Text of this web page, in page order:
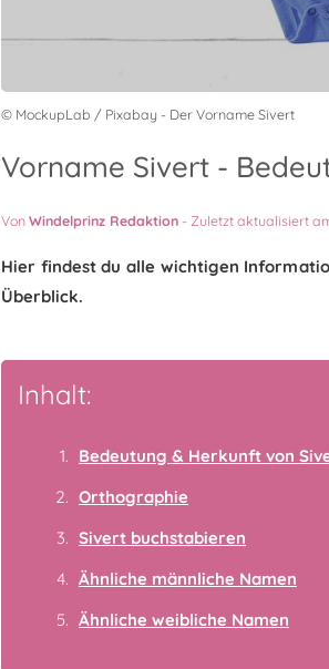
© MockupLab / Pixabay - Der Vorname Sivert
Vorname Sivert -
VonWindelprinz Redaktion - Zuletzt aktualisiert
Hier findest du alle wichtigen
Überblick.
Inhalt:
Bedeutung & Herkunft von
Orthographie
Sivert buchstabieren
Ähnliche männliche Namen
Ähnliche weibliche Namen